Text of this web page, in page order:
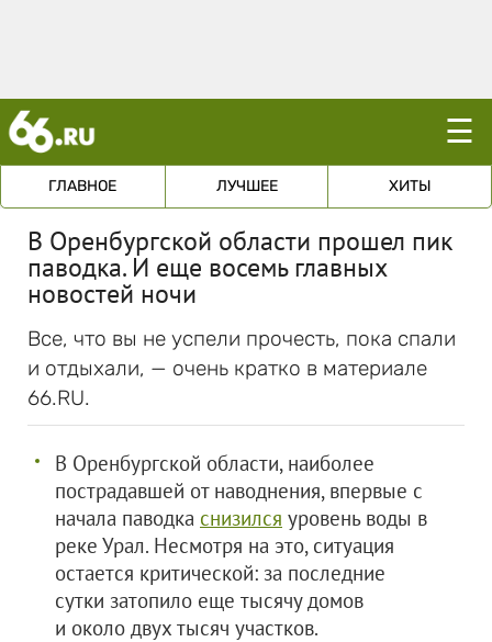
☰
ГЛАВНОЕ ЛУЧШЕЕ ХИТЫ
В Оренбургской области прошел пик
паводка. И еще восемь главных
новостей ночи
Все, что вы не успели прочесть, пока спали
и отдыхали, — очень кратко в материале
66.RU.
В Оренбургской области, наиболее
пострадавшей от наводнения, впервые с
начала паводка снизился уровень воды в
реке Урал. Несмотря на это, ситуация
остается критической: за последние
сутки затопило еще тысячу домов
и около двух тысяч участков.